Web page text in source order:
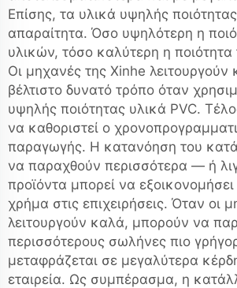
Επίσης, τα υλικά υψηλής ποιότητας
απαραίτητα. Όσο υψηλότερη η
υλικών, τόσο καλύτερη η
Οι μηχανές της Xinhe λειτουργούν
βέλτιστο δυνατό τρόπο όταν
υψηλής ποιότητας υλικά PVC.
να καθοριστεί ο
παραγωγής. Η κατανόηση του
να παραχθούν περισσότερα — ή
προϊόντα μπορεί να
χρήμα στις επιχειρήσεις. Όταν οι
λειτουργούν καλά, μπορούν να
περισσότερους σωλήνες πιο
μεταφράζεται σε μεγαλύτερα
εταιρεία. Ως συμπέρασμα, η